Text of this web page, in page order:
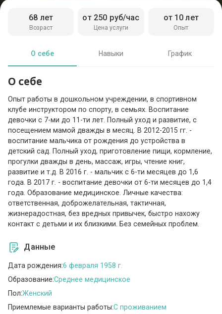
Возраст
68 лет
Цена услуги
от 250 руб/час
Опыт
от 10 лет
О себе Навыки График
О себе
Опыт работы в дошкольном учреждении, в спортивном
клубе инструктором по спорту, в семьях. Воспитание
девочки с 7-ми до 11-ти лет. Полный уход и развитие, с
посещением мамой дважды в месяц. В 2012-2015 гг. -
воспитание мальчика от рождения до устройства в
детский сад. Полный уход, приготовление пищи, кормление,
прогулки дважды в день, массаж, игры, чтение книг,
развитие и т.д. В 2016 г. - мальчик с 6-ти месяцев до 1,6
года. В 2017 г. - воспитание девочки от 6-ти месяцев до 1,4
года. Образование медицинское. Личные качества:
ответственная, доброжелательная, тактичная,
жизнерадостная, без вредных привычек, быстро нахожу
контакт с детьми и их близкими. Без семейных проблем.
Данные
Дата рождения:6 февраля 1958 г.
Образование:Среднее медицинское
Пол:Женский
Приемлемые варианты работы:C проживанием